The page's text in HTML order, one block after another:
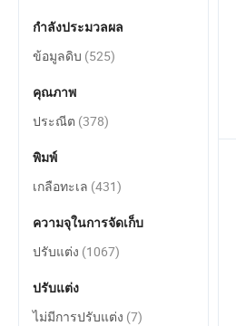
กำลังประมวลผล
ข้อมูลดิบ (525)
คุณภาพ
ประณีต (378)
พิมพ์
เกลือทะเล (431)
ความจุในการจัดเก็บ
ปรับแต่ง (1067)
ปรับแต่ง
ไม่มีการปรับแต่ง (7)